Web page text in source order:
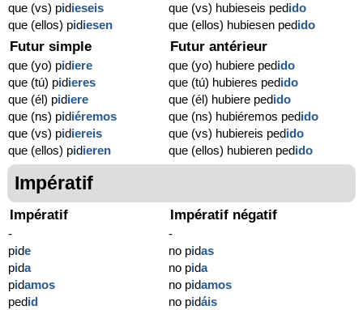
que (vs) pidieseis
que (ellos) pidiesen
que (vs) hubieseis pedido
que (ellos) hubiesen pedido
Futur simple
que (yo) pidiere
que (tú) pidieres
que (él) pidiere
que (ns) pidiéremos
que (vs) pidiereis
que (ellos) pidieren
Futur antérieur
que (yo) hubiere pedido
que (tú) hubieres pedido
que (él) hubiere pedido
que (ns) hubiéremos pedido
que (vs) hubiereis pedido
que (ellos) hubieren pedido
Impératif
Impératif
-
pide
pida
pidamos
pedid
Impératif négatif
-
no pidas
no pida
no pidamos
no pidáis